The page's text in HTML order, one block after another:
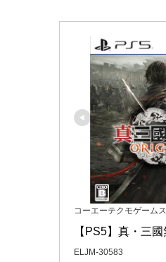
コーエーテクモゲームス
【PS5】真・三
ELJM-30583